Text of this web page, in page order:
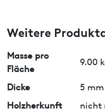
Weitere
Masse pro
Fläche
9.00
Dicke
5 mm
Holzherkunft
nicht